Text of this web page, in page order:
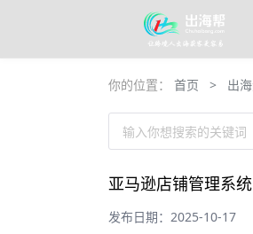
你的位置： 首页 > 出
输入你想搜索的关键词
亚马逊店铺管理系
发布日期：2025-10-17